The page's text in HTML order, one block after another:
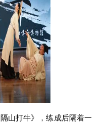
打牛》，练成后隔着一